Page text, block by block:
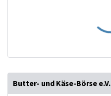
Butter- und Käse-Börse e.V.